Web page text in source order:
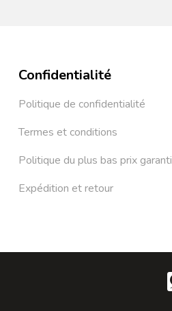
Confidentialité
Politique de confidentialité
Termes et conditions
Politique du plus bas prix garanti
Expédition et retour